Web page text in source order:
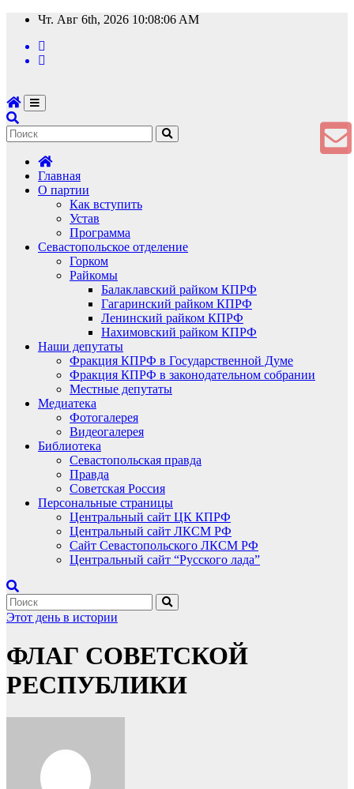
Перейти
содержимому
Чт. Авг 6th, 2026 10:08:06 AM
Главная
О партии
Как вступить
Устав
Программа
Севастопольское отделение
Горком
Райкомы
Балаклавский райком КПРФ
Гагаринский райком КПРФ
Ленинский райком КПРФ
Нахимовский райком КПРФ
Наши депутаты
Фракция КПРФ в Государственной Думе
Фракция КПРФ в законодательном собрании
Местные депутаты
Медиатека
Фотогалерея
Видеогалерея
Библиотека
Севастопольская правда
Правда
Советская Россия
Персональные страницы
Центральный сайт ЦК КПРФ
Центральный сайт ЛКСМ РФ
Сайт Севастопольского ЛКСМ РФ
Центральный сайт “Русского лада”
Этот день в истории
ФЛАГ СОВЕТСКОЙ
РЕСПУБЛИКИ